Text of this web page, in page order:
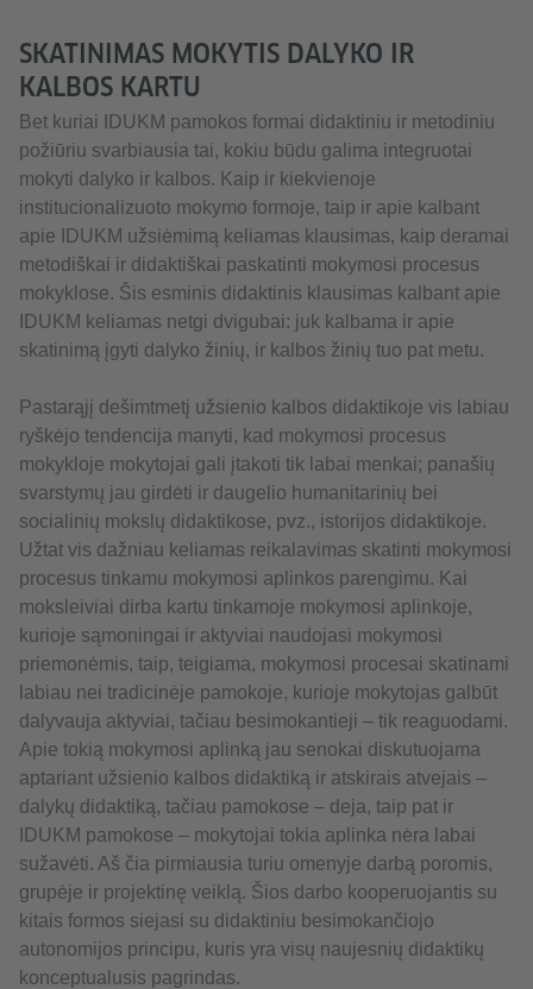
SKATINIMAS MOKYTIS DALYKO IR
KALBOS KARTU
Bet kuriai IDUKM pamokos formai didaktiniu ir metodiniu
požiūriu svarbiausia tai, kokiu būdu galima integruotai
mokyti dalyko ir kalbos. Kaip ir kiekvienoje
institucionalizuoto mokymo formoje, taip ir apie kalbant
apie IDUKM užsiėmimą keliamas klausimas, kaip deramai
metodiškai ir didaktiškai paskatinti mokymosi procesus
mokyklose. Šis esminis didaktinis klausimas kalbant apie
IDUKM keliamas netgi dvigubai: juk kalbama ir apie
skatinimą įgyti dalyko žinių, ir kalbos žinių tuo pat metu.
Pastarąjį dešimtmetį užsienio kalbos didaktikoje vis labiau
ryškėjo tendencija manyti, kad mokymosi procesus
mokykloje mokytojai gali įtakoti tik labai menkai; panašių
svarstymų jau girdėti ir daugelio humanitarinių bei
socialinių mokslų didaktikose, pvz., istorijos didaktikoje.
Užtat vis dažniau keliamas reikalavimas skatinti mokymosi
procesus tinkamu mokymosi aplinkos parengimu. Kai
moksleiviai dirba kartu tinkamoje mokymosi aplinkoje,
kurioje sąmoningai ir aktyviai naudojasi mokymosi
priemonėmis, taip, teigiama, mokymosi procesai skatinami
labiau nei tradicinėje pamokoje, kurioje mokytojas galbūt
dalyvauja aktyviai, tačiau besimokantieji – tik reaguodami.
Apie tokią mokymosi aplinką jau senokai diskutuojama
aptariant užsienio kalbos didaktiką ir atskirais atvejais –
dalykų didaktiką, tačiau pamokose – deja, taip pat ir
IDUKM pamokose – mokytojai tokia aplinka nėra labai
sužavėti. Aš čia pirmiausia turiu omenyje darbą poromis,
grupėje ir projektinę veiklą. Šios darbo kooperuojantis su
kitais formos siejasi su didaktiniu besimokančiojo
autonomijos principu, kuris yra visų naujesnių didaktikų
konceptualusis pagrindas.